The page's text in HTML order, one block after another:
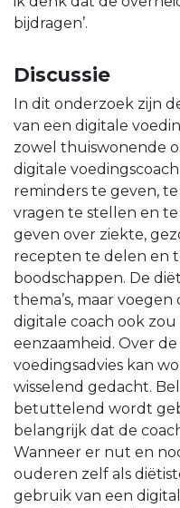
bijdragen’.
Discussie
In dit onderzoek zijn
van een digitale
zowel thuiswonende
digitale
reminders te geven,
vragen te stellen en
geven over ziekte,
recepten te delen en
boodschappen. De
thema’s, maar
digitale coach ook
eenzaamheid. Over
voedingsadvies kan
wisselend gedacht.
betuttelend wordt
belangrijk dat de
Wanneer er nut en
ouderen zelf als
gebruik van een